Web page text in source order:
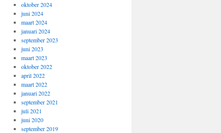
oktober 2024
juni 2024
maart 2024
januari 2024
september 2023
juni 2023
maart 2023
oktober 2022
april 2022
maart 2022
januari 2022
september 2021
juli 2021
juni 2020
september 2019